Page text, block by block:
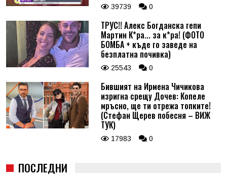
39739 0
ТРУС!! Алекс Богданска гепи
Мартин К*ра... за к*ра! (ФОТО
БОМБА + къде го заведе на
безплатна почивка)
25543 0
Бившият на Ирмена Чичикова
изригна срещу Дочев: Копеле
мръсно, ще ти отрежа топките!
(Стефан Щерев побесня – ВИЖ
ТУК)
17983 0
ПОСЛЕДНИ